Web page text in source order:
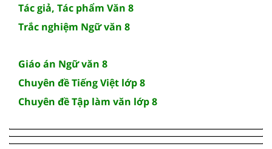
Tác giả, Tác phẩm Văn 8
Trắc nghiệm Ngữ văn 8
Giáo án Ngữ văn 8
Chuyên đề Tiếng Việt lớp 8
Chuyên đề Tập làm văn lớp 8